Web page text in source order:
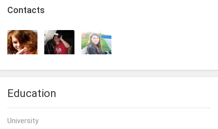
Сontacts
Education
University